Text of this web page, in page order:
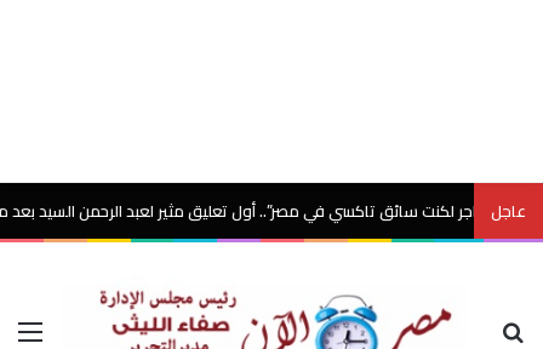
عاجللكنت سائق تاكسي في مصر”.. أول تعليق مثير لعبد الرحمن السيد بعد معركة
بحث عن